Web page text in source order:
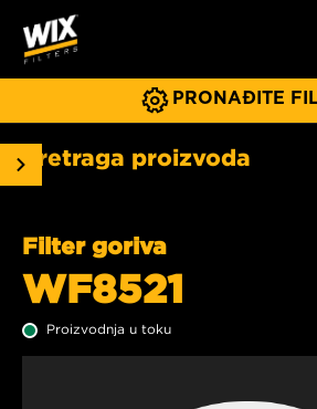
PRONAĐITE
Pretraga proizvoda
Filter goriva
WF8521
Proizvodnja u toku